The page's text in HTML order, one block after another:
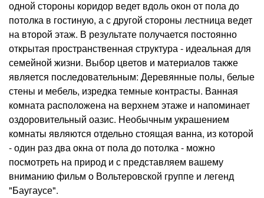
одной стороны коридор ведет вдоль окон от пола до
потолка в гостиную, а с другой стороны лестница ведет
на второй этаж. В результате получается постоянно
открытая пространственная структура - идеальная для
семейной жизни. Выбор цветов и материалов также
является последовательным: Деревянные полы, белые
стены и мебель, изредка темные контрасты. Ванная
комната расположена на верхнем этаже и напоминает
оздоровительный оазис. Необычным украшением
комнаты являются отдельно стоящая ванна, из которой
- один раз два окна от пола до потолка - можно
посмотреть на природ и с представляем вашему
вниманию фильм о Вольтеровской группе и легенд
"Баугаусе".